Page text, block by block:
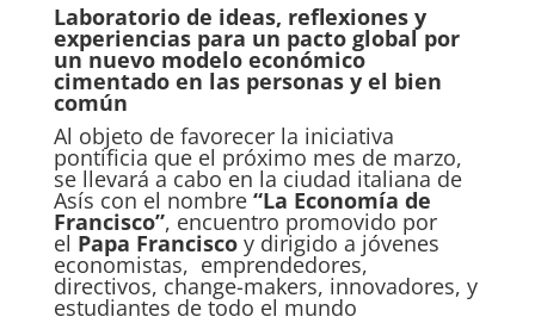
Laboratorio de ideas, reflexiones y
experiencias para un pacto global por
un nuevo modelo económico
cimentado en las personas y el bien
común
Al objeto de favorecer la iniciativa
pontificia que el próximo mes de marzo,
se llevará a cabo en la ciudad italiana de
Asís con el nombre “La Economía de
Francisco”, encuentro promovido por
el Papa Franciscoy dirigido a jóvenes
economistas, emprendedores,
directivos, change-makers, innovadores, y
estudiantes de todo el mundo